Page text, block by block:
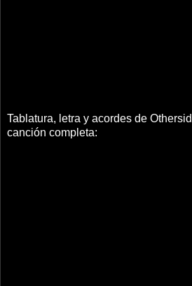
Tablatura, letra y acordes de
canción completa: